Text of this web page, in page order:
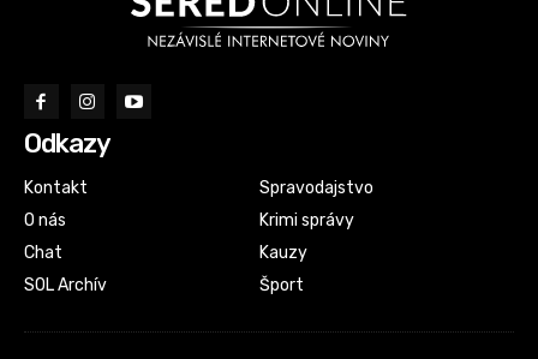
Odkazy
Kontakt
O nás
Chat
SOL Archív
Spravodajstvo
Krimi správy
Kauzy
Šport